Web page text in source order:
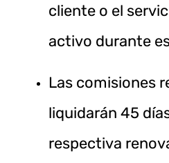
cliente o el
activo durante
Las comisiones
liquidarán 45
respectiva